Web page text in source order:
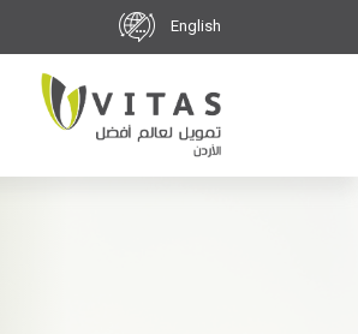
English